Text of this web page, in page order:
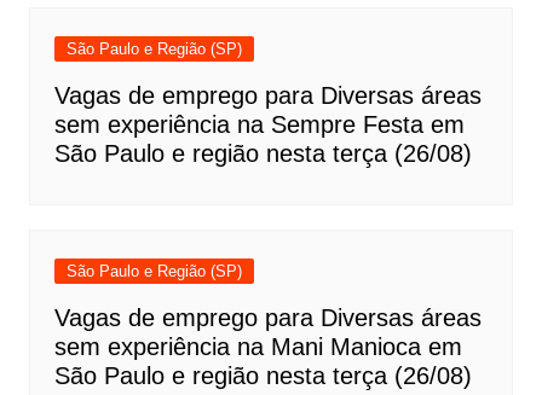
São Paulo e Região (SP)
Vagas de emprego para Diversas áreas
sem experiência na Sempre Festa em
São Paulo e região nesta terça (26/08)
São Paulo e Região (SP)
Vagas de emprego para Diversas áreas
sem experiência na Mani Manioca em
São Paulo e região nesta terça (26/08)